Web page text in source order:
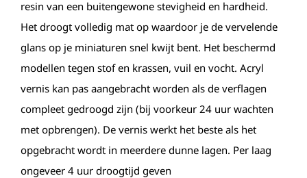
resin van een buitengewone stevigheid en hardheid.
Het droogt volledig mat op waardoor je de vervelende
glans op je miniaturen snel kwijt bent. Het beschermd
modellen tegen stof en krassen, vuil en vocht. Acryl
vernis kan pas aangebracht worden als de verflagen
compleet gedroogd zijn (bij voorkeur 24 uur wachten
met opbrengen). De vernis werkt het beste als het
opgebracht wordt in meerdere dunne lagen. Per laag
ongeveer 4 uur droogtijd geven